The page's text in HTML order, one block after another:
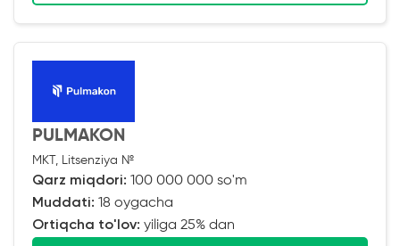
PULMAKON
MKT, Litsenziya №
Qarz miqdori: 100 000 000 so'm
Muddati: 18 oygacha
Ortiqcha to'lov: yiliga 25% dan